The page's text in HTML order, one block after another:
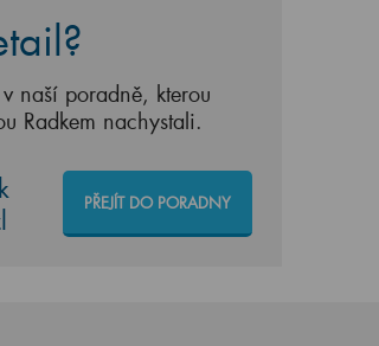
naší poradně, kterou
Radkem nachystali.
PŘEJÍT DO PORADNY